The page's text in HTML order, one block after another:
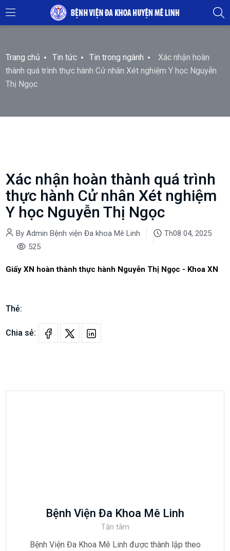
Trang chủ Tin tức Tin trong ngành
Xác nhận hoàn
thành quá trình thực hành Cử nhân Xét nghiệm Y học Nguyễn
Thị Ngọc
Xác nhận hoàn thành quá trình
thực hành Cử nhân Xét nghiệm
Y học Nguyễn Thị Ngọc
By Admin Bệnh viện Đa khoa Mê Linh
Th08 04, 2025
525
Giấy XN hoàn thành thực hành Nguyễn Thị Ngọc - Khoa XN
Thẻ:
Chia sẻ:
Bệnh Viện Đa Khoa Mê Linh
Tận tâm
Bệnh Viện Đa Khoa Mê Linh được thành lập theo